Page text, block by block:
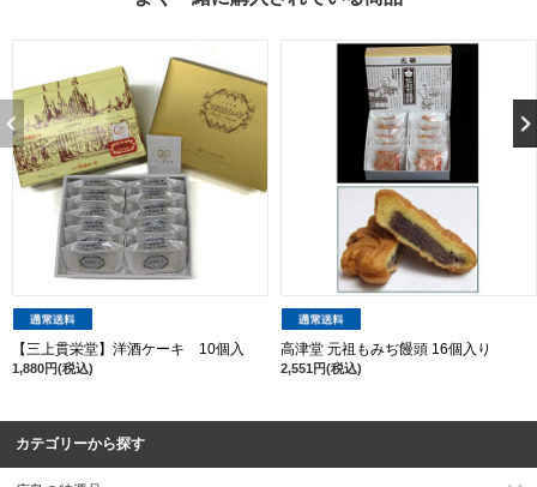
【三上貫栄堂】洋酒ケーキ 10個入
1,880円(税込)
高津堂 元祖もみぢ饅頭 16個入り
2,551円(税込)
カテゴリーから探す